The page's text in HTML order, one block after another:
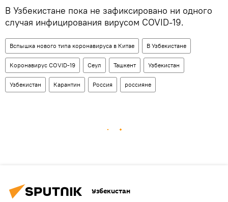
В Узбекистане пока не зафиксировано ни одного
случая инфицирования вирусом COVID-19.
Вспышка нового типа коронавируса в Китае В Узбекистане
Коронавирус COVID-19 Сеул Ташкент Узбекистан
Узбекистан Карантин Россия россияне
Узбекистан